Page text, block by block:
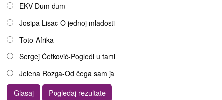
EKV-Dum dum
Josipa Lisac-O jednoj mladosti
Toto-Afrika
Sergej Ćetković-Pogledi u tami
Jelena Rozga-Od čega sam ja